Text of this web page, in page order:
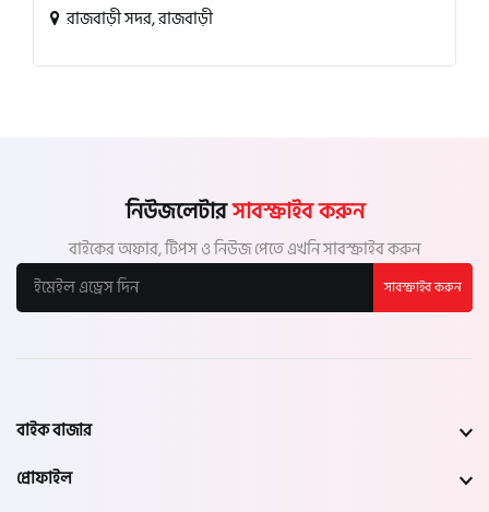
রাজবাড়ী সদর, রাজবাড়ী
নিউজলেটারসাবস্ক্রাইব করুন
বাইকের অফার, টিপস ও নিউজ পেতে এখনি সাবস্ক্রাইব করুন
সাবস্ক্রাইব করুন
বাইক বাজার
প্রোফাইল